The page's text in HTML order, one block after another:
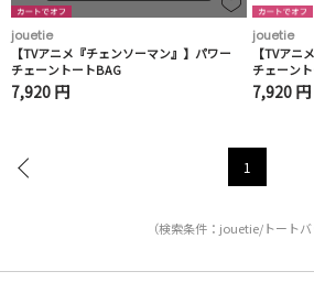
jouetie
【TVアニメ『チェンソーマン』】パワー
チェーントートBAG
7,920 円
jouetie
【TVアニ
チェーン
7,920 円
1
（検索条件：jouetie/トートバ